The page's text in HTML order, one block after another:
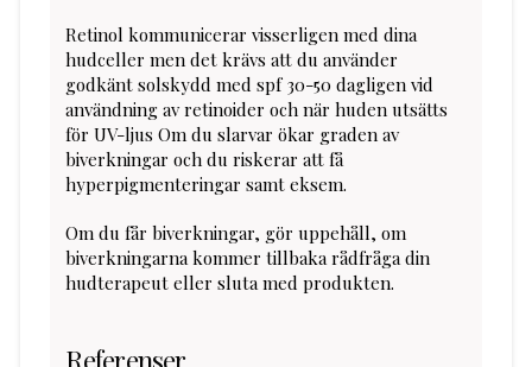
Retinol kommunicerar visserligen med dina
hudceller men det krävs att du använder
godkänt solskydd med spf 30-50 dagligen vid
användning av retinoider och när huden utsätts
för UV-ljus Om du slarvar ökar graden av
biverkningar och du riskerar att få
hyperpigmenteringar samt eksem.
Om du får biverkningar, gör uppehåll, om
biverkningarna kommer tillbaka rådfråga din
hudterapeut eller sluta med produkten.